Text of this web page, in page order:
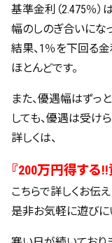
基準金利（2.475％
幅のしのぎ合いにな
結果、1％を下回る
ほとんどです。
また、優遇幅はずっ
しても、優遇は受けら
詳しくは、
『200万円得する
こちらで詳しくお伝え
是非お気軽に遊びに